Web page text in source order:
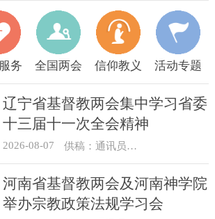
务 全国两会 信仰教义 活动专题
辽宁省基督教两会集中学习省委
十三届十一次全会精神
2026-08-07 供稿：通讯员 顾利民
河南省基督教两会及河南神学院
举办宗教政策法规学习会